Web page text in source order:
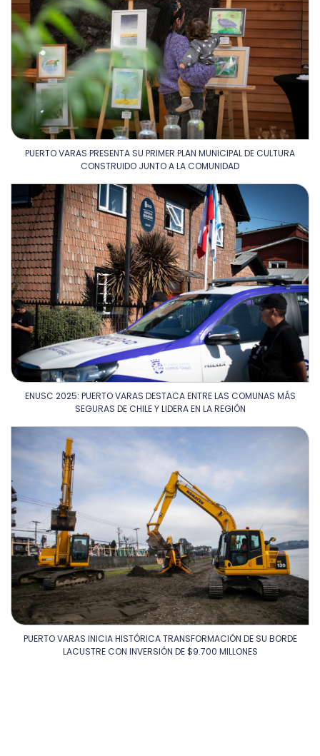
PUERTO VARAS PRESENTA SU PRIMER PLAN MUNICIPAL DE CULTURA
CONSTRUIDO JUNTO A LA COMUNIDAD
ENUSC 2025: PUERTO VARAS DESTACA ENTRE LAS COMUNAS MÁS
SEGURAS DE CHILE Y LIDERA EN LA REGIÓN
PUERTO VARAS INICIA HISTÓRICA TRANSFORMACIÓN DE SU BORDE
LACUSTRE CON INVERSIÓN DE $9.700 MILLONES